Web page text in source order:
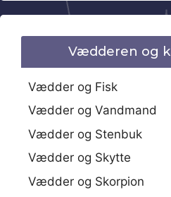
Vædderen og
Vædder og Fisk
Vædder og Vandmand
Vædder og Stenbuk
Vædder og Skytte
Vædder og Skorpion